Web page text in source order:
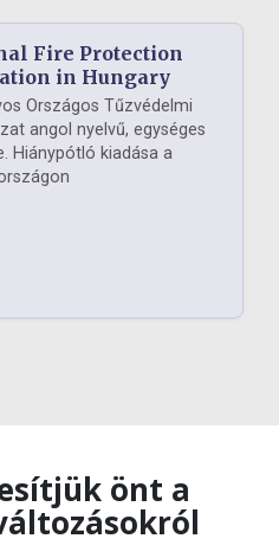
Fire Protection
in Hungary
Országos Tűzvédelmi
angol nyelvű, egységes
Hiánypótló kiadása a
önt a